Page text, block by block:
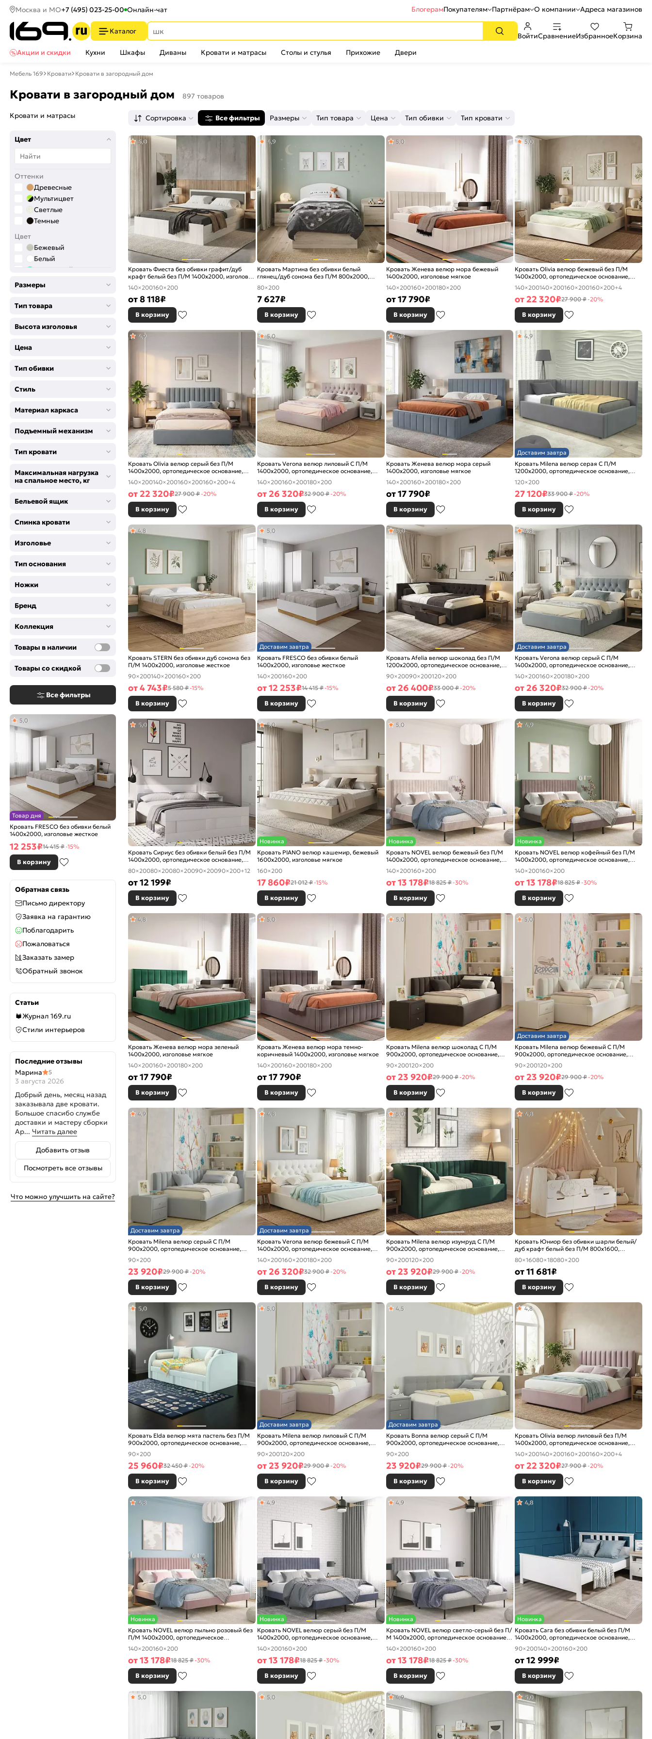
Москва и МО+7 (495) 023-25-00 Онлайн-чат БлогерамПокупателям Партнёрам О компании Адреса магазинов
Каталог
ВойтиСравнениеИзбранноеКорзина
Акции и скидки
Кухни Шкафы Диваны Кровати и матрасы Столы и стулья Прихожие Двери
Мебель 169 Кровати Кровати в загородный дом
Кровати в загородный дом 897 товаров
Кровати и матрасы
Цвет
Оттенки
Древесные
Мультицвет
Светлые
Темные
Цвет
Бежевый
Белый
Бирюзовый
Желтый
Коричневый
Синий
Фиолетовый
Размеры
Тип товара
Высота изголовья
Цена
Тип обивки
Стиль
Материал каркаса
Подъемный механизм
Тип кровати
Максимальная нагрузка
на спальное место, кг
Бельевой ящик
Спинка кровати
Изголовье
Тип основания
Ножки
Бренд
Коллекция
Товары в наличии
Товары со скидкой
Все фильтры
Товар дня
Кровать FRESCO без обивки белый
1400x2000, изголовье жесткое
5,0
12 253₽14 415 ₽-15%
В корзину
Обратная связь
Письмо директору
Заявка на гарантию
Поблагодарить
Пожаловаться
Заказать замер
Обратный звонок
Статьи
Журнал 169.ru
Стили интерьеров
Последние отзывы
Марина
5
3 августа 2026
Добрый день, месяц назад
заказывала две кровати.
Большое спасибо службе
доставки и мастеру сборки
Ар... Читать далее
Добавить отзыв
Посмотреть все отзывы
Что можно улучшить на сайте?
Сортировка Все фильтры Размеры Тип товара Цена Тип обивки Тип кровати
Кровать Фиеста без обивки графит/дуб
крафт белый без П/М 1400x2000, изголовье
5,0
140×200160×200
от8 118₽
В корзину
Кровать Мартина без обивки белый
глянец/дуб сонома без П/М 800x2000,
4,9
80×200
7 627₽
В корзину
Кровать Женева велюр мора бежевый
1400x2000, изголовье мягкое
5,0
140×200160×200180×200
от17 790₽
В корзину
Кровать Olivia велюр бежевый без П/М
1400x2000, ортопедическое основание,
5,0
140×200140×200160×200160×200+4
от 22 320₽27 900 ₽-20%
В корзину
Кровать Olivia велюр серый без П/М
1400x2000, ортопедическое основание,
4,9
140×200140×200160×200160×200+4
от 22 320₽27 900 ₽-20%
В корзину
Кровать Verona велюр лиловый С П/М
1400x2000, ортопедическое основание,
5,0
140×200160×200180×200
от 26 320₽32 900 ₽-20%
В корзину
Кровать Женева велюр мора серый
1400x2000, изголовье мягкое
4,8
140×200160×200180×200
от17 790₽
В корзину
Доставим завтра
Кровать Milena велюр серая С П/М
1200x2000, ортопедическое основание,
4,9
120×200
27 120₽33 900 ₽-20%
В корзину
Кровать STERN без обивки дуб сонома без
П/М 1400x2000, изголовье жесткое
4,8
90×200140×200160×200
от4 743₽5 580 ₽-15%
В корзину
Доставим завтра
Кровать FRESCO без обивки белый
1400x2000, изголовье жесткое
5,0
140×200160×200
от12 253₽14 415 ₽-15%
В корзину
Кровать Afelia велюр шоколад без П/М
1200x2000, ортопедическое основание,
изголовье мягкое
5,0
90×20090×200120×200
от 26 400₽33 000 ₽-20%
В корзину
Доставим завтра
Кровать Verona велюр серый С П/М
1400x2000, ортопедическое основание,
изголовье мягкое
4,8
140×200160×200180×200
от 26 320₽32 900 ₽-20%
В корзину
Кровать Сириус без обивки белый без П/М
1400x2000, ортопедическое основание,
изголовье жесткое
5,0
80×20080×20080×20090×20090×200+12
от12 199₽
В корзину
Новинка
Кровать PIANO велюр кашемир, бежевый
1600x2000, изголовье мягкое
5,0
160×200
17 860₽21 012 ₽-15%
В корзину
Новинка
Кровать NOVEL велюр бежевый без П/М
1400x2000, ортопедическое основание,
изголовье мягкое
5,0
140×200160×200
от13 178₽18 825 ₽-30%
В корзину
Новинка
Кровать NOVEL велюр кофейный без П/М
1400x2000, ортопедическое основание,
изголовье мягкое
4,9
140×200160×200
от13 178₽18 825 ₽-30%
В корзину
Кровать Женева велюр мора зеленый
1400x2000, изголовье мягкое
4,8
140×200160×200180×200
от17 790₽
В корзину
Кровать Женева велюр мора темно-
коричневый 1400x2000, изголовье мягкое
5,0
140×200160×200180×200
от17 790₽
В корзину
Кровать Milena велюр шоколад С П/М
900x2000, ортопедическое основание,
5,0
90×200120×200
от 23 920₽29 900 ₽-20%
В корзину
Доставим завтра
Кровать Milena велюр бежевый С П/М
900x2000, ортопедическое основание,
5,0
90×200120×200
от 23 920₽29 900 ₽-20%
В корзину
Доставим завтра
Кровать Milena велюр серый С П/М
900x2000, ортопедическое основание,
4,9
90×200
23 920₽29 900 ₽-20%
В корзину
Доставим завтра
Кровать Verona велюр бежевый С П/М
1400x2000, ортопедическое основание,
4,8
140×200160×200180×200
от 26 320₽32 900 ₽-20%
В корзину
Кровать Milena велюр изумруд С П/М
900x2000, ортопедическое основание,
5,0
90×200120×200
от 23 920₽29 900 ₽-20%
В корзину
Кровать Юниор без обивки шарли белый/
дуб крафт белый без П/М 800x1600,
4,8
80×16080×18080×200
от11 681₽
В корзину
Кровать Elda велюр мята пастель без П/М
900x2000, ортопедическое основание,
изголовье мягкое
5,0
90×200
25 960₽32 450 ₽-20%
В корзину
Доставим завтра
Кровать Milena велюр лиловый С П/М
900x2000, ортопедическое основание,
изголовье мягкое
5,0
90×200120×200
от 23 920₽29 900 ₽-20%
В корзину
Доставим завтра
Кровать Bonna велюр серый С П/М
900x2000, ортопедическое основание,
изголовье мягкое
4,5
90×200
23 920₽29 900 ₽-20%
В корзину
Кровать Olivia велюр лиловый без П/М
1400x2000, ортопедическое основание,
изголовье мягкое
4,8
140×200140×200160×200160×200+4
от 22 320₽27 900 ₽-20%
В корзину
Новинка
Кровать NOVEL велюр пыльно розовый без
П/М 1400x2000, ортопедическое
основание, изголовье мягкое
4,8
140×200160×200
от13 178₽18 825 ₽-30%
В корзину
Новинка
Кровать NOVEL велюр серый без П/М
1400x2000, ортопедическое основание,
изголовье мягкое
4,9
140×200160×200
от13 178₽18 825 ₽-30%
В корзину
Новинка
Кровать NOVEL велюр светло-серый без П/
М 1400x2000, ортопедическое основание,
изголовье мягкое
4,9
140×200160×200
от13 178₽18 825 ₽-30%
В корзину
Новинка
Кровать Сага без обивки белый без П/М
1400x2000, ортопедическое основание,
изголовье жесткое
4,8
90×200140×200160×200
от12 999₽
В корзину
5,0 5,0 4,9 5,0